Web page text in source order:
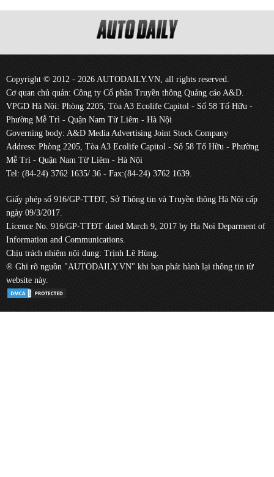
Copyright © 2012 - 2026 AUTODAILY.VN, all rights reserved.
Cơ quan chủ quản: Công ty Cổ phần Truyền thông Quảng cáo A&D.
VPGD Hà Nội: Phòng 2205, Tòa A3 Ecolife Capitol - Số 58 Tố Hữu -
Phường Mễ Trì - Quận Nam Từ Liêm - Hà Nội
Governing body: A&D Media Advertising Joint Stock Company
Address: Phòng 2205, Tòa A3 Ecolife Capitol - Số 58 Tố Hữu - Phường
Mễ Trì - Quận Nam Từ Liêm - Hà Nội
Tel: (84-24) 3762 1635/ 36 - Fax:(84-24) 3762 1639.
Giấy phép số 916/GP-TTĐT, Sở Thông tin và Truyền thông Hà Nội cấp
ngày 09/3/2017.
Licence No. 916/GP-TTĐT dated March 9, 2017 by Ha Noi Deparment of
Information and Communications.
Chịu trách nhiệm nội dung: Trịnh Lê Hùng.
® Ghi rõ nguồn "AUTODAILY.VN" khi bạn phát hành lại thông tin từ
website này.